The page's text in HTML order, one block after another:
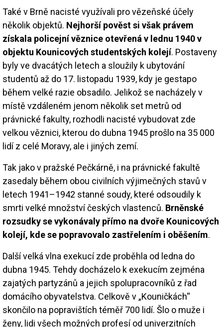
Také v Brně nacisté využívali pro vězeňské účely
několik objektů. Nejhorší pověst si však právem
získala policejní věznice otevřená v lednu 1940 v
objektu Kounicových studentských kolejí. Postaveny
byly ve dvacátých letech a sloužily k ubytování
studentů až do 17. listopadu 1939, kdy je gestapo
během velké razie obsadilo. Jelikož se nacházely v
místě vzdáleném jenom několik set metrů od
právnické fakulty, rozhodli nacisté vybudovat zde
velkou věznici, kterou do dubna 1945 prošlo na 35 000
lidí z celé Moravy, ale i jiných zemí.
Tak jako v pražské Pečkárně, i na právnické fakultě
zasedaly během obou civilních výjimečných stavů v
letech 1941–1942 stanné soudy, které odsoudily k
smrti velké množství českých vlastenců. Brněnské
rozsudky se vykonávaly přímo na dvoře Kounicových
kolejí, kde se popravovalo zastřelením i oběšením.
Další velká vlna exekucí zde proběhla od ledna do
dubna 1945. Tehdy docházelo k exekucím zejména
zajatých partyzánů a jejich spolupracovníků z řad
domácího obyvatelstva. Celkově v „Kouničkách“
skončilo na popravištích téměř 700 lidí. Šlo o muže i
ženy, lidi všech možných profesí od univerzitních